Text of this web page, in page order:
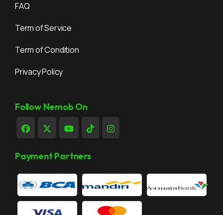
FAQ
Term of Service
Term of Condition
Privacy Policy
Follow Nemob On
Payment Partners